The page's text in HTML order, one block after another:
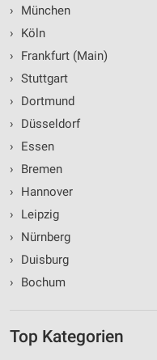
›
München
›
Köln
›
Frankfurt (Main)
› Stuttgart
›
Dortmund
›
Düsseldorf
›
Essen
›
Bremen
›
Hannover
›
Leipzig
›
Nürnberg
›
Duisburg
›
Bochum
Top Kategorien